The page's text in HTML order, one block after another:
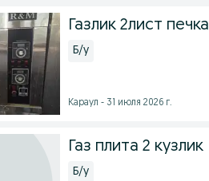
Газлик 2лист печка
Б/у
Караул - 31 июля 2026 г.
Газ плита 2 кузлик
Б/у